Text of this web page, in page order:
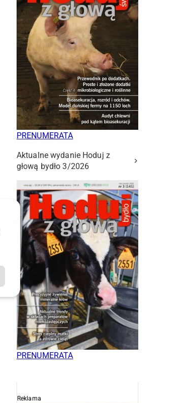
PRENUMERATA
Aktualne wydanie Hoduj z
głową bydło 3/2026
PRENUMERATA
Reklama